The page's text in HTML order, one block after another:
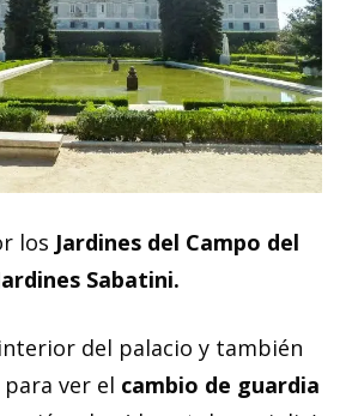
los Jardines del Campo del
Sabatini.
del palacio y también
ver el cambio de guardia